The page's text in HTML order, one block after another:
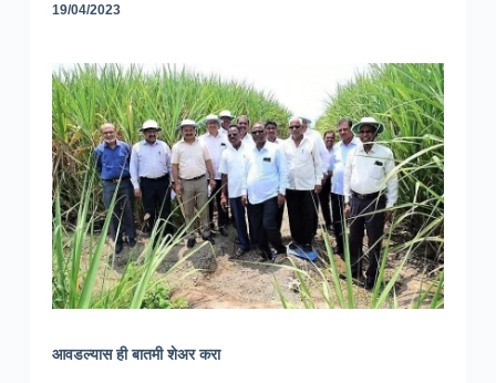
19/04/2023
आवडल्यास ही बातमी शेअर करा